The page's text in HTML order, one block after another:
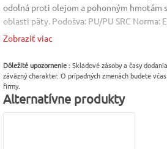
odolná proti olejom a pohonným hmotám
oblasti päty. Podošva: PU/PU SRC Norma:
Modelová rada
Veľkosť
45
Bezpečnostné prvky
Kovová špica
Zobraziť viac
Dôležité upozornenie :Skladové zásoby a časy
záväzný charakter. O prípadných zmenách budete
firmy.
Alternatívne produkty